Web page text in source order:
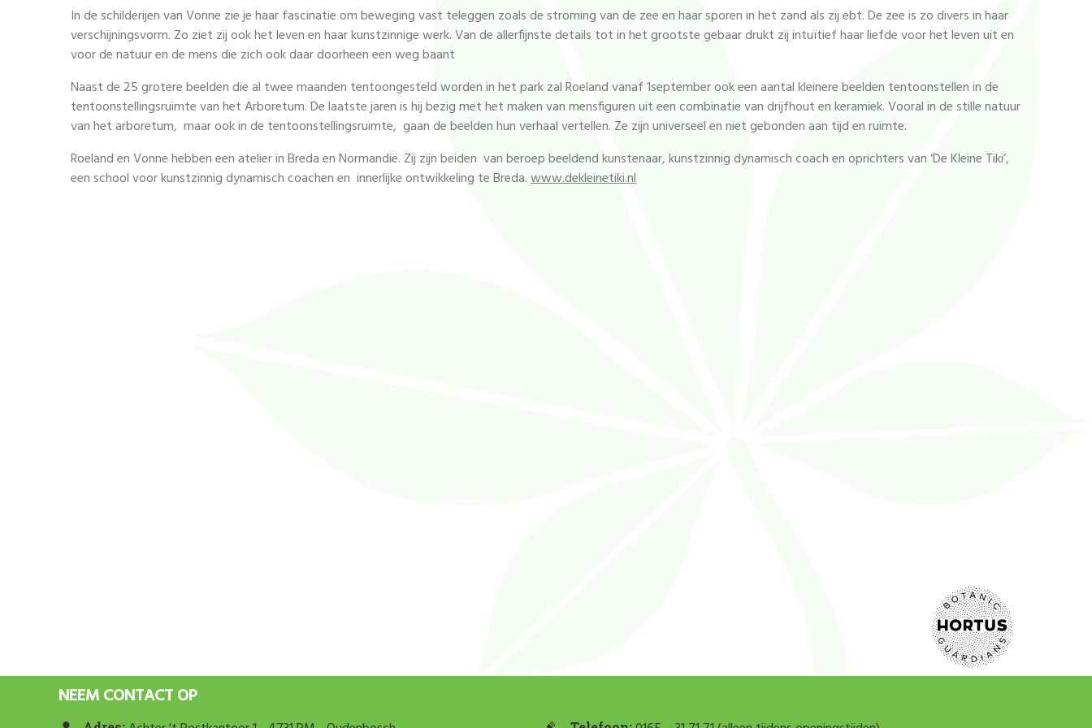
In de schilderijen van Vonne zie je haar fascinatie om beweging vast teleggen zoals de stroming van de zee en haar sporen in het zand als zij ebt. De zee is zo divers in haar
verschijningsvorm. Zo ziet zij ook het leven en haar kunstzinnige werk. Van de allerfijnste details tot in het grootste gebaar drukt zij intuïtief haar liefde voor het leven uit en
voor de natuur en de mens die zich ook daar doorheen een weg baant
Naast de 25 grotere beelden die al twee maanden tentoongesteld worden in het park zal Roeland vanaf 1september ook een aantal kleinere beelden tentoonstellen in de
tentoonstellingsruimte van het Arboretum. De laatste jaren is hij bezig met het maken van mensfiguren uit een combinatie van drijfhout en keramiek. Vooral in de stille natuur
van het arboretum, maar ook in de tentoonstellingsruimte, gaan de beelden hun verhaal vertellen. Ze zijn universeel en niet gebonden aan tijd en ruimte.
Roeland en Vonne hebben een atelier in Breda en Normandië. Zij zijn beiden van beroep beeldend kunstenaar, kunstzinnig dynamisch coach en oprichters van ‘De Kleine Tiki’,
een school voor kunstzinnig dynamisch coachen en innerlijke ontwikkeling te Breda.www.dekleinetiki.nl
NEEM CONTACT OP